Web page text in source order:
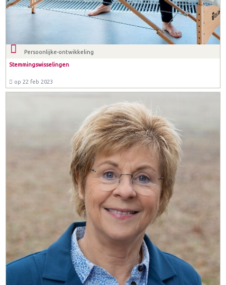
Persoonlijke-ontwikkeling
Stemmingswisselingen
op 22 feb 2023